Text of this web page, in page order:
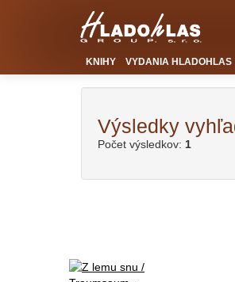
KNIHY VYDANIA HLADOHLAS
Výsledky
Počet výsledkov: 1